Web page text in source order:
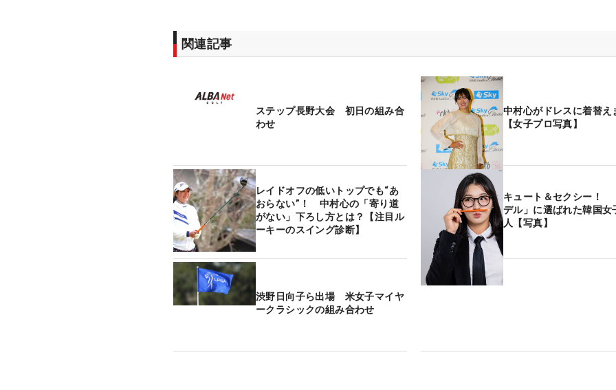
関連記事
ステップ長野大会 初日の組み合
わせ
中村心がドレスに着替え
【女子プロ写真】
レイドオフの低いトップでも“あ
おらない”！ 中村心の「寄り道
がない」下ろし方とは？【注目ル
ーキーのスイング診断】
キュート＆セクシー！
デル」に選ばれた韓国女
人【写真】
渋野日向子ら出場 米女子マイヤ
ークラシックの組み合わせ